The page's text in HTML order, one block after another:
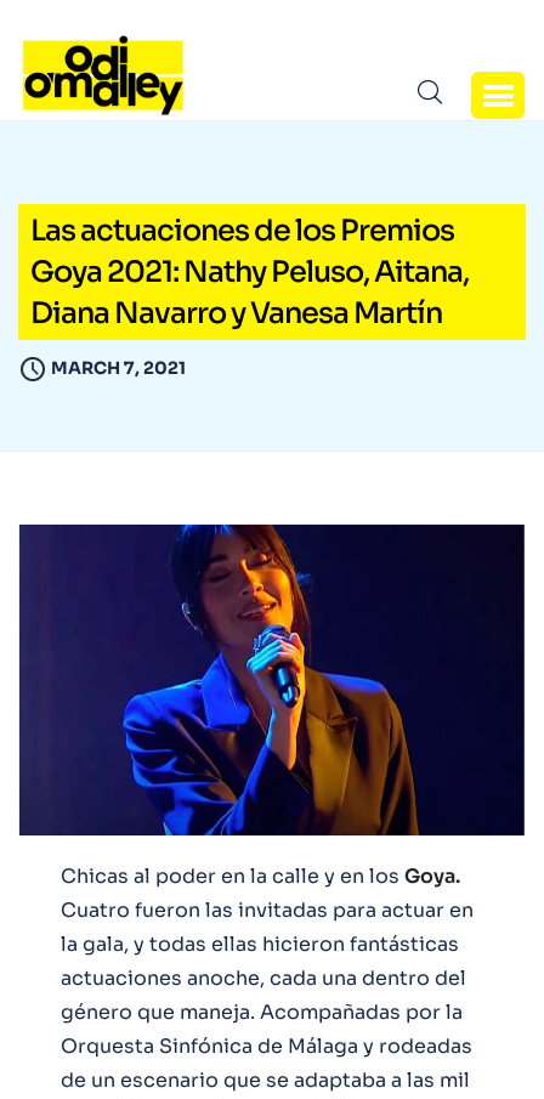
Las actuaciones de los Premios
Goya 2021: Nathy Peluso, Aitana,
Diana Navarro y Vanesa Martín
MARCH 7, 2021
Chicas al poder en la calle y en los Goya.
Cuatro fueron las invitadas para actuar en
la gala, y todas ellas hicieron fantásticas
actuaciones anoche, cada una dentro del
género que maneja. Acompañadas por la
Orquesta Sinfónica de Málaga y rodeadas
de un escenario que se adaptaba a las mil